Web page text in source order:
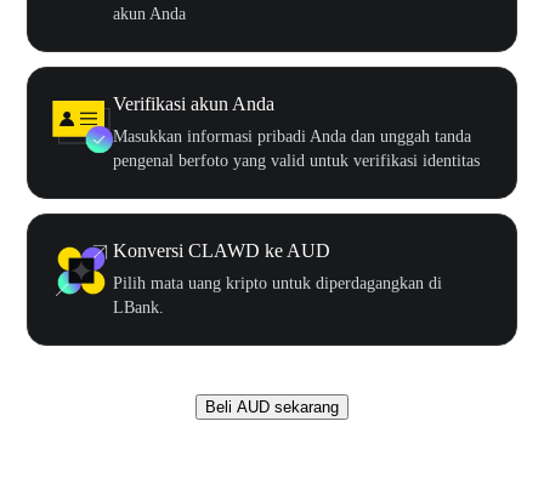
akun Anda
Verifikasi akun Anda
Masukkan informasi pribadi Anda dan unggah tanda
pengenal berfoto yang valid untuk verifikasi identitas
Konversi CLAWD ke AUD
Pilih mata uang kripto untuk diperdagangkan di
LBank.
Beli AUD sekarang